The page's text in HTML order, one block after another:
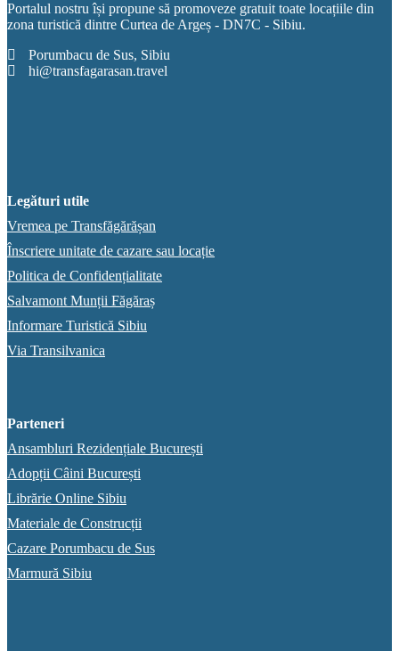
Portalul nostru își propune să promoveze gratuit toate locațiile din
zona turistică dintre Curtea de Argeș - DN7C - Sibiu.
Porumbacu de Sus, Sibiu
hi@transfagarasan.travel
Legături utile
Vremea pe Transfăgărășan
Înscriere unitate de cazare sau locație
Politica de Confidențialitate
Salvamont Munții Făgăraș
Informare Turistică Sibiu
Via Transilvanica
Parteneri
Ansambluri Rezidențiale București
Adopții Câini București
Librărie Online Sibiu
Materiale de Construcții
Cazare Porumbacu de Sus
Marmură Sibiu